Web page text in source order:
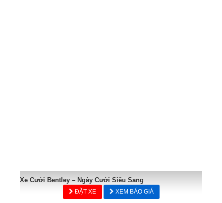
Xe Cưới Bentley – Ngày Cưới Siêu Sang
ĐẶT XE XEM BÁO GIÁ